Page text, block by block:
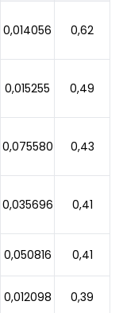
0,014056 0,62
0,015255 0,49
0,075580 0,43
0,035696 0,41
0,050816 0,41
0,012098 0,39